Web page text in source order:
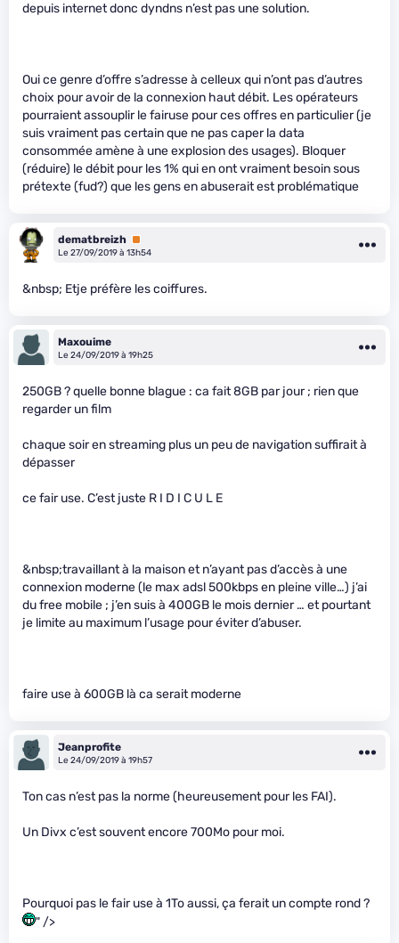
depuis internet donc dyndns n’est pas une solution.
Oui ce genre d’offre s’adresse à celleux qui n’ont pas d’autres
choix pour avoir de la connexion haut débit. Les opérateurs
pourraient assouplir le fairuse pour ces offres en particulier (je
suis vraiment pas certain que ne pas caper la data
consommée amène à une explosion des usages). Bloquer
(réduire) le débit pour les 1% qui en ont vraiment besoin sous
prétexte (fud?) que les gens en abuserait est problématique
dematbreizh Premium
Le 27/09/2019 à 13h54
&nbsp; Etje préfère les coiffures.
Maxouime
Le 24/09/2019 à 19h25
250GB ? quelle bonne blague : ca fait 8GB par jour ; rien que
regarder un film
chaque soir en streaming plus un peu de navigation suffirait à
dépasser
ce fair use. C’est juste R I D I C U L E
&nbsp;travaillant à la maison et n’ayant pas d’accès à une
connexion moderne (le max adsl 500kbps en pleine ville…) j’ai
du free mobile ; j’en suis à 400GB le mois dernier … et pourtant
je limite au maximum l’usage pour éviter d’abuser.
faire use à 600GB là ca serait moderne
Jeanprofite
Le 24/09/2019 à 19h57
Ton cas n’est pas la norme (heureusement pour les FAI).
Un Divx c’est souvent encore 700Mo pour moi.
Pourquoi pas le fair use à 1To aussi, ça ferait un compte rond ?
" />